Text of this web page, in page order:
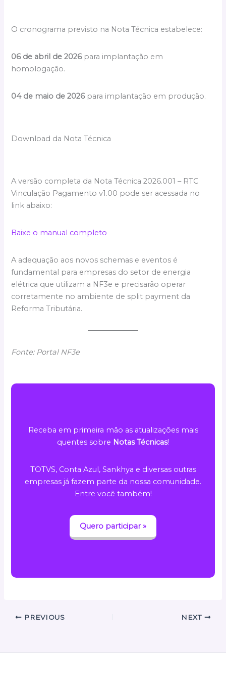
O cronograma previsto na Nota Técnica estabelece:
06 de abril de 2026para implantação em
homologação.
04 de maio de 2026para implantação em produção.
Download da Nota Técnica
A versão completa da Nota Técnica 2026.001 – RTC
Vinculação Pagamento v1.00 pode ser acessada no
link abaixo:
Baixe o manual completo
A adequação aos novos schemas e eventos é
fundamental para empresas do setor de energia
elétrica que utilizam a NF3e e precisarão operar
corretamente no ambiente de split payment da
Reforma Tributária.
Fonte: Portal NF3e
Receba em primeira mão as atualizações mais
quentes sobre Notas Técnicas!
TOTVS, Conta Azul, Sankhya e diversas outras
empresas já fazem parte da nossa comunidade.
Entre você também!
Quero participar »
PREVIOUS NEXT